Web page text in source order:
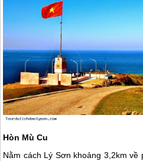
Hòn Mù Cu
Nằm cách Lý Sơn khoảng 3,2km về